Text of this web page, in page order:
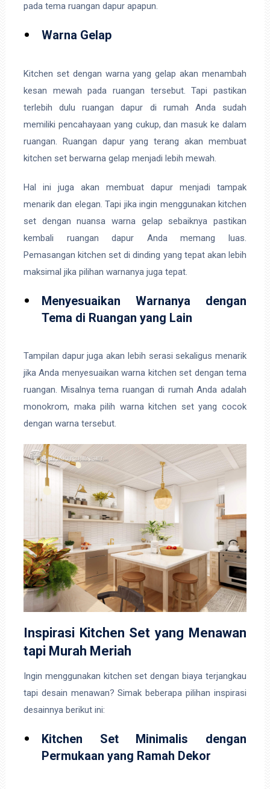
pada tema ruangan dapur apapun.
Warna Gelap
Kitchen set dengan warna yang gelap akan menambah
kesan mewah pada ruangan tersebut. Tapi pastikan
terlebih dulu ruangan dapur di rumah Anda sudah
memiliki pencahayaan yang cukup, dan masuk ke dalam
ruangan. Ruangan dapur yang terang akan membuat
kitchen set berwarna gelap menjadi lebih mewah.
Hal ini juga akan membuat dapur menjadi tampak
menarik dan elegan. Tapi jika ingin menggunakan kitchen
set dengan nuansa warna gelap sebaiknya pastikan
kembali ruangan dapur Anda memang luas.
Pemasangan kitchen set di dinding yang tepat akan lebih
maksimal jika pilihan warnanya juga tepat.
Menyesuaikan Warnanya dengan
Tema di Ruangan yang Lain
Tampilan dapur juga akan lebih serasi sekaligus menarik
jika Anda menyesuaikan warna kitchen set dengan tema
ruangan. Misalnya tema ruangan di rumah Anda adalah
monokrom, maka pilih warna kitchen set yang cocok
dengan warna tersebut.
Inspirasi Kitchen Set yang Menawan
tapi Murah Meriah
Ingin menggunakan kitchen set dengan biaya terjangkau
tapi desain menawan? Simak beberapa pilihan inspirasi
desainnya berikut ini:
Kitchen Set Minimalis dengan
Permukaan yang Ramah Dekor